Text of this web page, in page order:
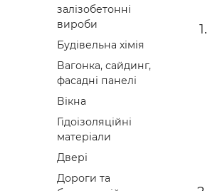
залізобетонні
вироби
Будівельна хімія
Вагонка, сайдинг,
фасадні панелі
Вікна
Гідоізоляційні
матеріали
Двері
Дороги та